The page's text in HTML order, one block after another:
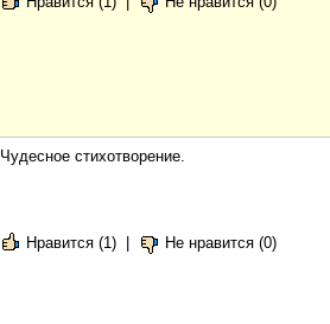
Чудесное стихотворение.
Нравится (1) | Не нравится (0)